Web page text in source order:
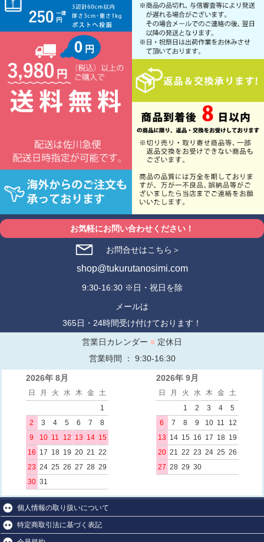
お気軽にお問い合わせください！
お問合せはこちら＞
shop@tukurutanosimi.com
9:30-16:30 ※日・祝日を除
メールは
365日・24時間受け付けております！
営業日カレンダー ■ 定休日
営業時間 ： 9:30-16:30
2026年 8月
日 月 火 水 木 金
土
1
2
3 4 5 6 7
8
9
10 11 12 13 14 15
16 17 18 19 20 21
22
23 24 25 26 27 28 29
30 31
2026年 9月
日 月 火 水 木 金
土
1
2 3 4
5
6
7 8 9 10 11
12
13 14 15 16 17 18 19
20 21 22 23 24 25 26
27 28 29 30
個人情報の取り扱いについて
特定商取引法に基づく表記